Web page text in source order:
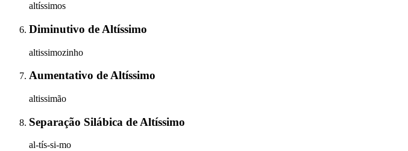
altíssimos
Diminutivo de Altíssimo
altissimozinho
Aumentativo deAltíssimo
altissimão
Separação Silábica de Altíssimo
al-tís-si-mo